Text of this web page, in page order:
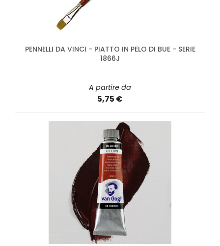
PENNELLI DA VINCI - PIATTO IN PELO DI BUE - SERIE
1866J
A partire da
5,75 €